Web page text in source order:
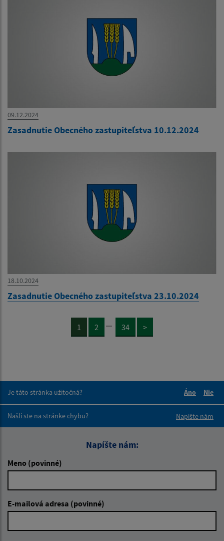
09.12.2024
Zasadnutie Obecného zastupiteľstva 10.12.2024
18.10.2024
Zasadnutie Obecného zastupiteľstva 23.10.2024
1 2 ... 34 >
Je táto stránka užitočná?
Áno
Nie
Našli ste na stránke chybu?
Napíšte nám
Napíšte nám:
Meno (povinné)
E-mailová adresa (povinné)